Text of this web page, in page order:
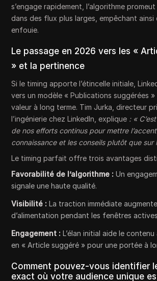
s’engage rapidement, l’algorithme
dans des flux plus larges, empêchant ainsi
enfouie.
Le passage en 2026 vers les «
» et la pertinence
Si le timing apporte l’étincelle initiale,
vers un modèle « Publications suggérées
valeur à long terme. Tim Jurka, directeur
l’ingénierie chez LinkedIn, explique : «
de nos efforts continus pour mettre
connaissance et les conseils plutôt que sur
Le timing parfait offre trois avantages
Favorabilité de l’algorithme : Un
signale une haute qualité.
Visibilité : La traction immédiate
d’alimentation pendant les fenêtres
Engagement : L’élan initial aide le
en « Article suggéré » pour une portée à
Comment pouvez-vous identifier
exact où votre audience unique